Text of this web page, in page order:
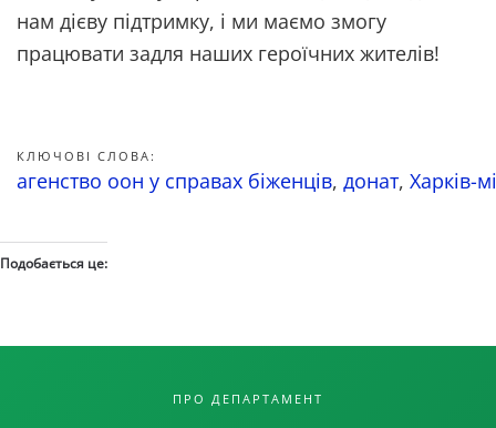
нам дієву підтримку, і ми маємо змогу
працювати задля наших героїчних жителів!
КЛЮЧОВІ СЛОВА:
агенство оон у справах біженців, донат, Харків-
Подобається це:
ПРО ДЕПАРТАМЕНТ